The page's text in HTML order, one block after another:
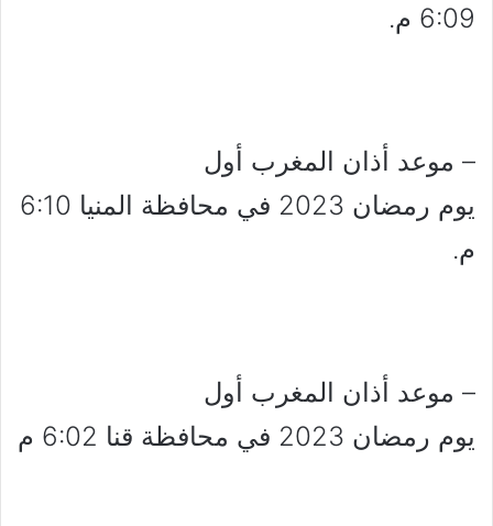
6:09 م.
– موعد أذان المغرب أول
يوم رمضان 2023 في محافظة المنيا 6:10
م.
– موعد أذان المغرب أول
يوم رمضان 2023 في محافظة قنا 6:02 م